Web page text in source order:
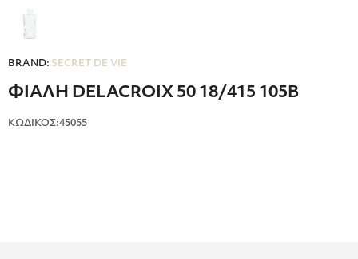
BRAND: SECRET DE VIE
ΦΙΑΛΗ DELACROIX 50 18/415 105B
ΚΩΔΙΚΟΣ:45055